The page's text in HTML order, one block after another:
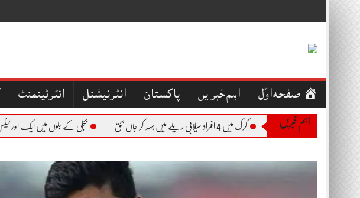
content
صفحہ اوّل اہم خبریں پاکستان انٹرنیشنل
اہم خبریں کرک میں 4 افراد سیلابی ریلے میں بہہ کر جاں بحق بجلی کے بلوں میں ایک اور ٹیکس عائد